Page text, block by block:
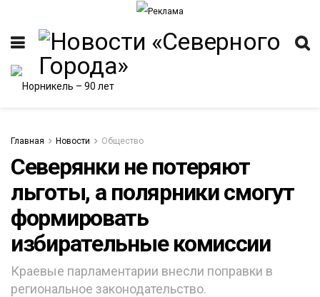
Главная Новости Общество
Северянки не потеряют
льготы, а полярники смогут
формировать
избирательные комиссии
Краевые парламентарии внесли поправки в
региональное законодательство.